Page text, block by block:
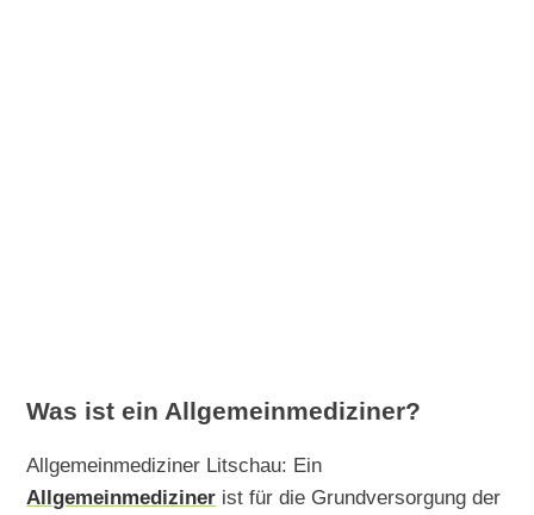
Was ist ein Allgemeinmediziner?
Allgemeinmediziner Litschau: Ein
Allgemeinmediziner ist für die Grundversorgung der